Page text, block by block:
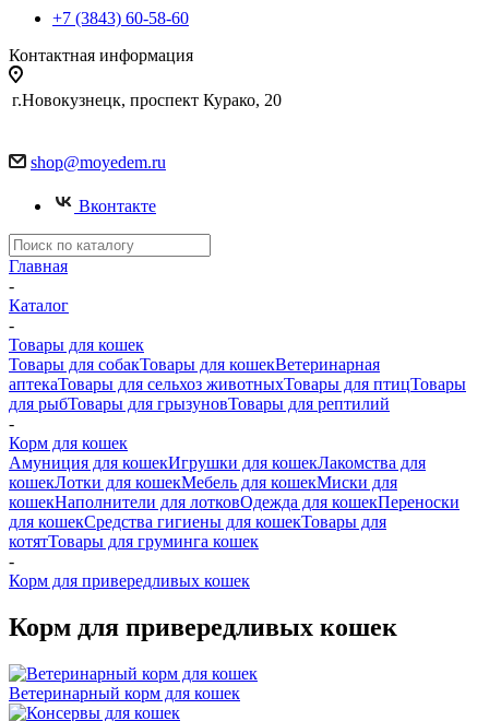
+7 (3843) 60-58-60
Контактная информация
г.Новокузнецк, проспект Курако, 20
shop@moyedem.ru
Вконтакте
Главная
-
Каталог
-
Товары для кошек
Товары для собакТовары для кошекВетеринарная
аптекаТовары для сельхоз животныхТовары для птицТовары
для рыбТовары для грызуновТовары для рептилий
-
Корм для кошек
Амуниция для кошекИгрушки для кошекЛакомства для
кошекЛотки для кошекМебель для кошекМиски для
кошекНаполнители для лотковОдежда для кошекПереноски
для кошекСредства гигиены для кошекТовары для
котятТовары для груминга кошек
-
Корм для привередливых кошек
Корм для привередливых кошек
Ветеринарный корм для кошек